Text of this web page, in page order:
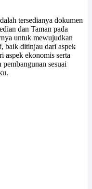
tersedianya dokumen
dan Taman pada
untuk mewujudkan
baik ditinjau dari aspek
aspek ekonomis serta
pembangunan sesuai